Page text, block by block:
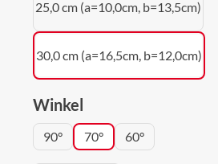
25,0 cm (a=10,0cm, b=13,5cm)
30,0 cm (a=16,5cm, b=12,0cm)
Winkel
90° 70° 60°